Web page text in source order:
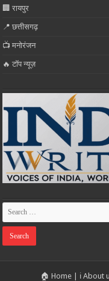
🏢 रायपुर
📍 छत्तीसगढ़
📺 मनोरंजन
🔥 टॉप न्यूज़
🏠 Home| ℹ️ About